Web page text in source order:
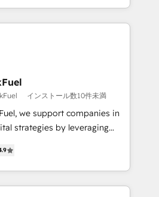
partner capable of delivering
for our most sophisticated
gap between marketing, sales,
HubSpot solutions. Our
the care and agility of a
we’re big enough to deliver
HubSpot
migration Custom AI agents
インストール数10件未満
we support companies in
strategies by leveraging
growth. Our offer spans
We specialize in CRM
web design, sales